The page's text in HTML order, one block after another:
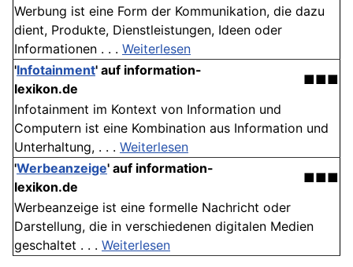
Werbung ist eine Form der Kommunikation, die dazu
dient, Produkte, Dienstleistungen, Ideen oder
Informationen . . . Weiterlesen
'Infotainment' auf information-
lexikon.de
■■■
Infotainment im Kontext von Information und
Computern ist eine Kombination aus Information und
Unterhaltung, . . . Weiterlesen
'Werbeanzeige' auf information-
lexikon.de
■■■
Werbeanzeige ist eine formelle Nachricht oder
Darstellung, die in verschiedenen digitalen Medien
geschaltet . . . Weiterlesen